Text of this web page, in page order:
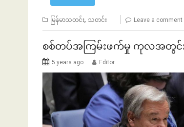
မြန်မာသတင်း, သတင်း Leave a comment
စစ်တပ်အကြမ်းဖက်မှု ကုလအတွင်
5 years ago Editor